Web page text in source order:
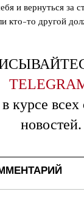
и вернуться за
кто-то другой
курсе
новостей.